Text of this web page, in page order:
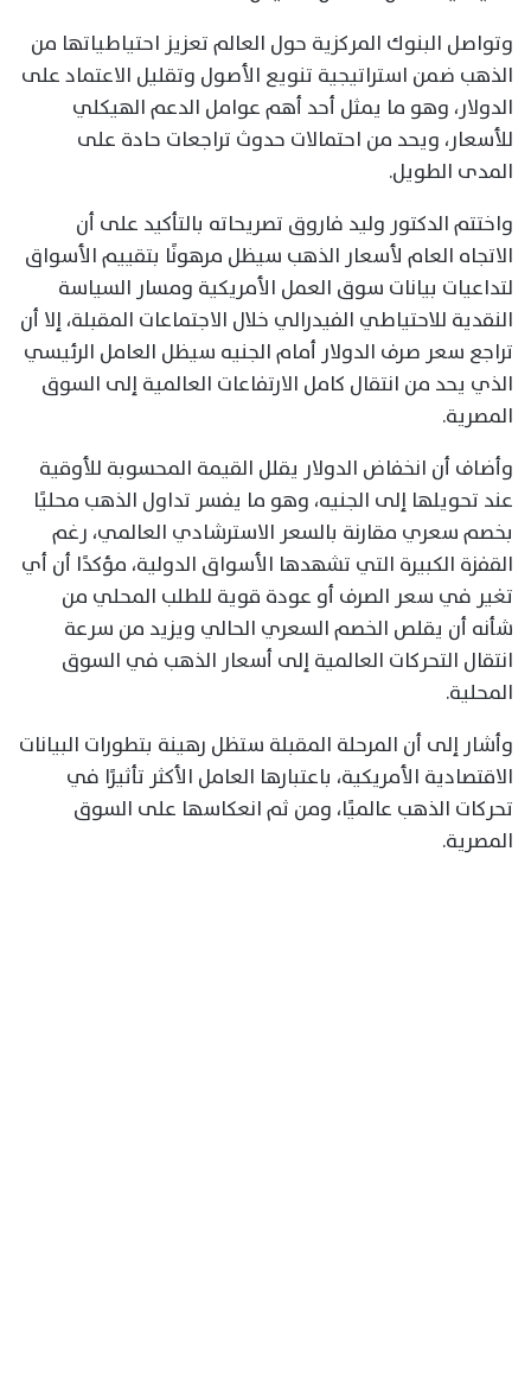
وتواصل البنوك المركزية حول العالم تعزيز احتياطياتها من
الذهب ضمن استراتيجية تنويع الأصول وتقليل الاعتماد على
الدولار، وهو ما يمثل أحد أهم عوامل الدعم الهيكلي
للأسعار، ويحد من احتمالات حدوث تراجعات حادة على
المدى الطويل.
واختتم الدكتور وليد فاروق تصريحاته بالتأكيد على أن
الاتجاه العام لأسعار الذهب سيظل مرهونًا بتقييم الأسواق
لتداعيات بيانات سوق العمل الأمريكية ومسار السياسة
النقدية للاحتياطي الفيدرالي خلال الاجتماعات المقبلة، إلا أن
تراجع سعر صرف الدولار أمام الجنيه سيظل العامل الرئيسي
الذي يحد من انتقال كامل الارتفاعات العالمية إلى السوق
المصرية.
وأضاف أن انخفاض الدولار يقلل القيمة المحسوبة للأوقية
عند تحويلها إلى الجنيه، وهو ما يفسر تداول الذهب محليًا
بخصم سعري مقارنة بالسعر الاسترشادي العالمي، رغم
القفزة الكبيرة التي تشهدها الأسواق الدولية، مؤكدًا أن أي
تغير في سعر الصرف أو عودة قوية للطلب المحلي من
شأنه أن يقلص الخصم السعري الحالي ويزيد من سرعة
انتقال التحركات العالمية إلى أسعار الذهب في السوق
المحلية.
وأشار إلى أن المرحلة المقبلة ستظل رهينة بتطورات البيانات
الاقتصادية الأمريكية، باعتبارها العامل الأكثر تأثيرًا في
تحركات الذهب عالميًا، ومن ثم انعكاسها على السوق
المصرية.